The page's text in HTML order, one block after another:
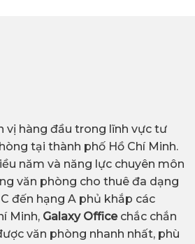
vị hàng đầu trong lĩnh vực tư
tại thành phố Hồ Chí Minh.
năm và năng lực chuyên môn
văn phòng cho thuê đa dạng
đến hạng A phủ khắp các
Minh, Galaxy Office chắc chắn
văn phòng nhanh nhất, phù